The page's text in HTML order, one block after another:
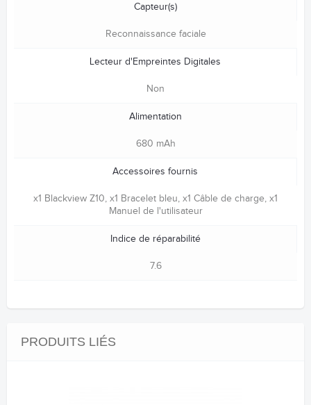
Capteur(s)
Reconnaissance faciale
Lecteur d'Empreintes Digitales
Non
Alimentation
680 mAh
Accessoires fournis
x1 Blackview Z10, x1 Bracelet bleu, x1 Câble de charge, x1
Manuel de l'utilisateur
Indice de réparabilité
7.6
PRODUITS LIÉS